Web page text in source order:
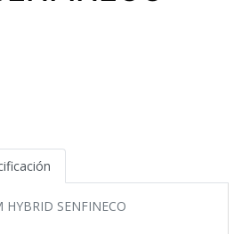
SENFINECO